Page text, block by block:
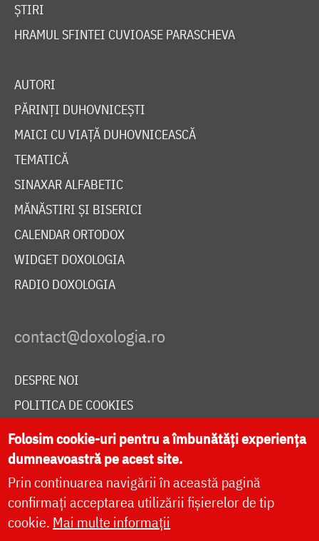
ȘTIRI
HRAMUL SFINTEI CUVIOASE PARASCHEVA
AUTORI
PĂRINȚI DUHOVNICEȘTI
MAICI CU VIAȚĂ DUHOVNICEASCĂ
TEMATICĂ
SINAXAR ALFABETIC
MĂNĂSTIRI ȘI BISERICI
CALENDAR ORTODOX
WIDGET DOXOLOGIA
RADIO DOXOLOGIA
DESPRE NOI
POLITICA DE COOKIES
DONEAZĂ ONLINE PENTRU CATEDRALA NAȚIONALĂ
LIVE
Folosim cookie-uri pentru a îmbunătăți experiența
dumneavoastră pe acest site.
Prin continuarea navigării în această pagină
confirmați acceptarea utilizării fișierelor de tip
cookie. Mai multe informații